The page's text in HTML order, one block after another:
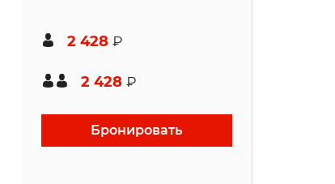
2 428 ₽
2 428 ₽
Бронировать